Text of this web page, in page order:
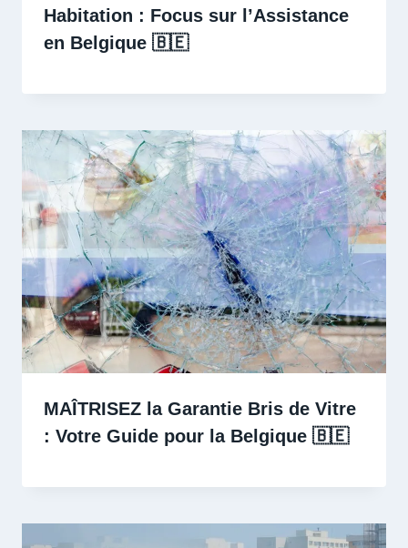
Habitation : Focus sur l’Assistance
en Belgique 🇧🇪 ️
MAÎTRISEZ la Garantie Bris de Vitre
: Votre Guide pour la Belgique 🇧🇪 ️